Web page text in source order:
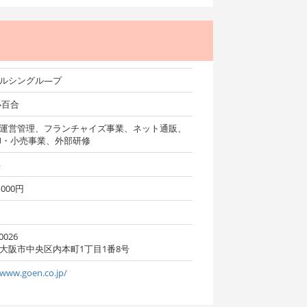
シングル―プ
合
営管理、フランチャイズ事業、ネット通販、
小売事業、外部研修
円
阪市中央区内本町1丁目1番8号